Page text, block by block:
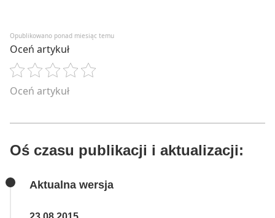
Opublikowano ponad miesiąc temu
Oceń artykuł
Oceń artykuł
Oś czasu publikacji i aktualizacji:
Aktualna wersja